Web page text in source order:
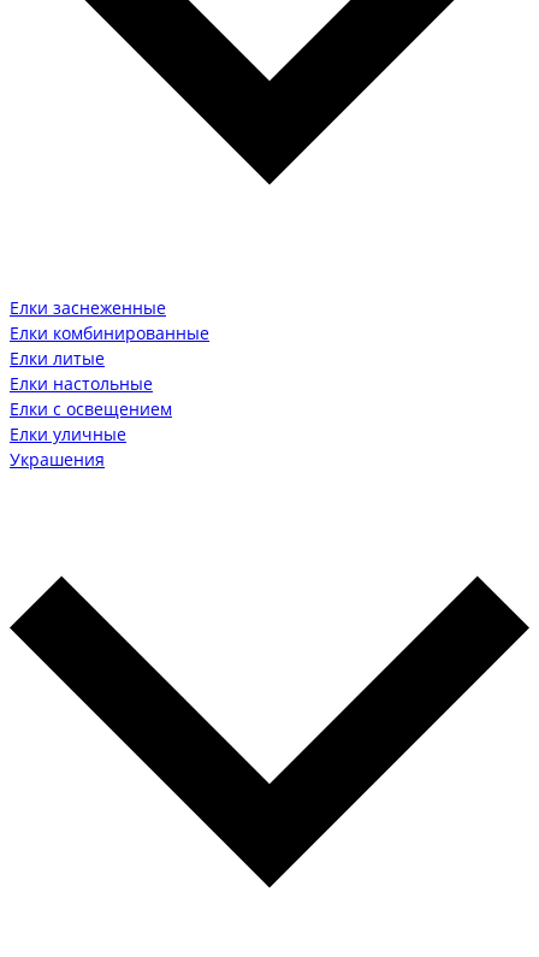
Елки заснеженные
Елки комбинированные
Елки литые
Елки настольные
Елки с освещением
Елки уличные
Украшения